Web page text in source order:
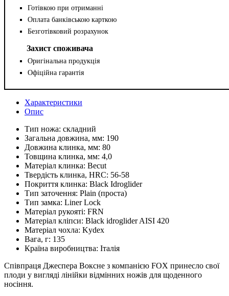
Готівкою при отриманні
Оплата банківською карткою
Безготівковий розрахунок
Захист споживача
Оригінальна продукція
Офіційна гарантія
Характеристики
Опис
Тип ножа: складний
Загальна довжина, мм: 190
Довжина клинка, мм: 80
Товщина клинка, мм: 4,0
Матеріал клинка: Becut
Твердість клинка, HRC: 56-58
Покриття клинка: Black Idroglider
Тип заточення: Plain (проста)
Тип замка: Liner Lock
Матеріал рукояті: FRN
Матеріал кліпси: Black idroglider AISI 420
Матеріал чохла: Kydex
Вага, г: 135
Країна виробництва: Італія
Співпраця Джеспера Воксне з компанією FOX принесло свої
плоди у вигляді лінійки відмінних ножів для щоденного
носіння.